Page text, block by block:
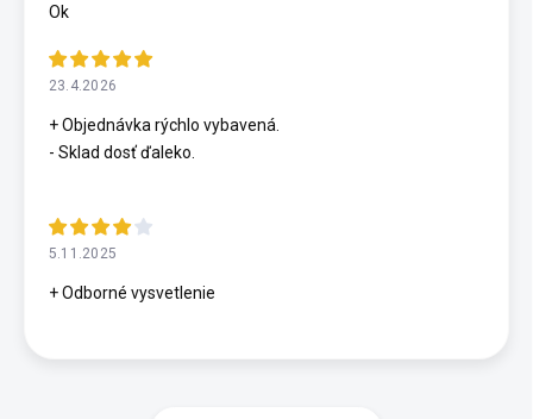
Ok
23.4.2026
+ Objednávka rýchlo vybavená.
- Sklad dosť ďaleko.
5.11.2025
+ Odborné vysvetlenie